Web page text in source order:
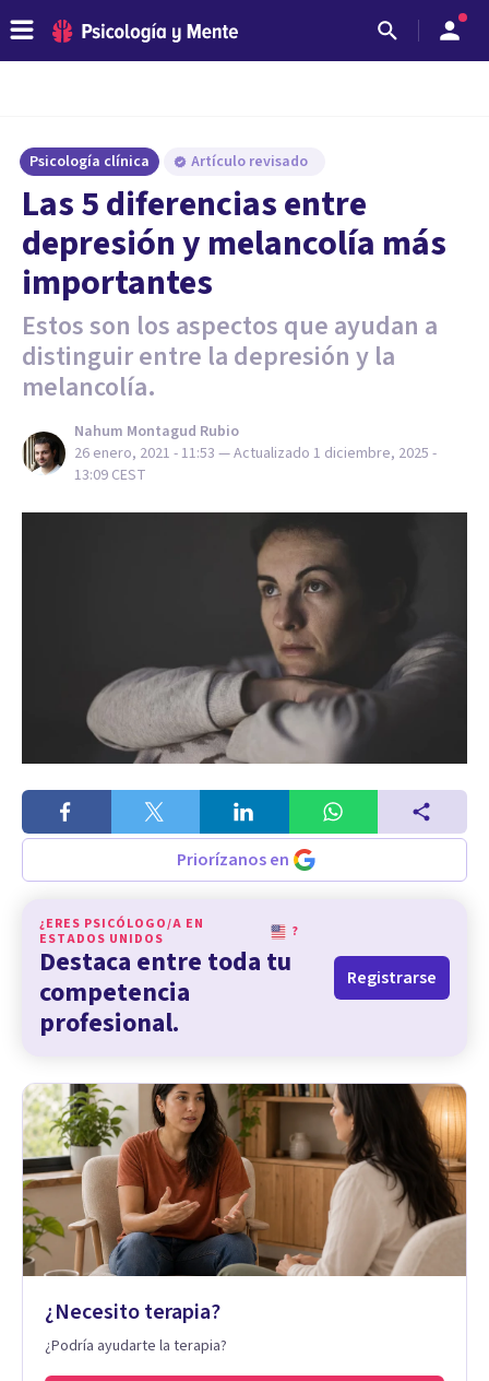
Psicología clínica Artículo revisado
Las 5 diferencias entre
depresión y melancolía más
importantes
Estos son los aspectos que ayudan a
distinguir entre la depresión y la
melancolía.
Nahum Montagud Rubio
26 enero, 2021 - 11:53 — Actualizado 1 diciembre, 2025 -
13:09 CEST
Priorízanos en
¿ERES PSICÓLOGO/A EN
ESTADOS UNIDOS
?
Destaca entre toda tu
competencia
profesional.
Registrarse
¿Necesito terapia?
¿Podría ayudarte la terapia?